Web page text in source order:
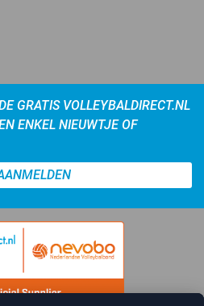
GRATIS VOLLEYBALDIRECT.NL
ENKEL NIEUWTJE OF